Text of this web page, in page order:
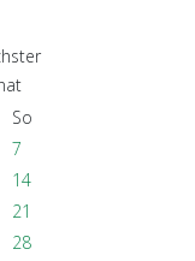
So
7
14
21
28